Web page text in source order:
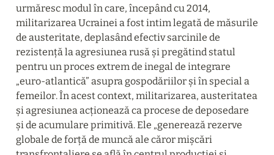
urmăresc modul în care, începând cu 2014,
militarizarea Ucrainei a fost intim legată de măsurile
de austeritate, deplasând efectiv sarcinile de
rezistență la agresiunea rusă și pregătind statul
pentru un proces extrem de inegal de integrare
„euro-atlantică” asupra gospodăriilor și în special a
femeilor. În acest context, militarizarea, austeritatea
și agresiunea acționează ca procese de deposedare
și de acumulare primitivă. Ele „generează rezerve
globale de forță de muncă ale căror mișcări